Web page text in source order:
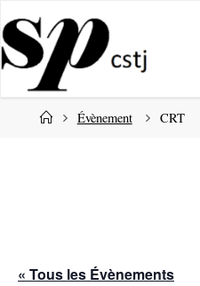
au
contenu
AccueilÉvènement CRT
« Tous les Évènements